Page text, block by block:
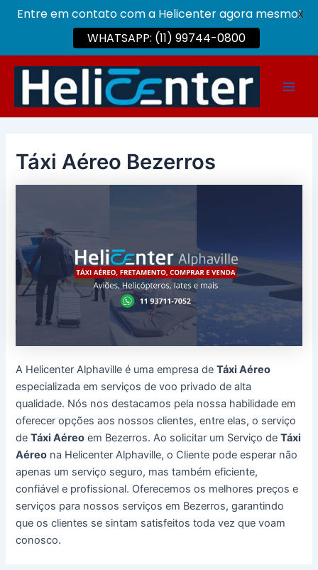
conteúdo
Táxi Aéreo Bezerros
A Helicenter Alphaville é uma empresa deTáxi Aéreo
especializada em serviços de voo privado de alta
qualidade. Nós nos destacamos pela nossa habilidade em
oferecer opções aos nossos clientes, entre elas, o serviço
deTáxi Aéreo em Bezerros. Ao solicitar um Serviço deTáxi
Aéreo na Helicenter Alphaville, o Cliente pode esperar não
apenas um serviço seguro, mas também eficiente,
confiável e profissional. Oferecemos os melhores preços e
serviços para nossos serviços em Bezerros, garantindo
que os clientes se sintam satisfeitos toda vez que voam
conosco.
Entre em contato com a Helicenter agora mesmo!
WHATSAPP: (11) 99744-0800
X